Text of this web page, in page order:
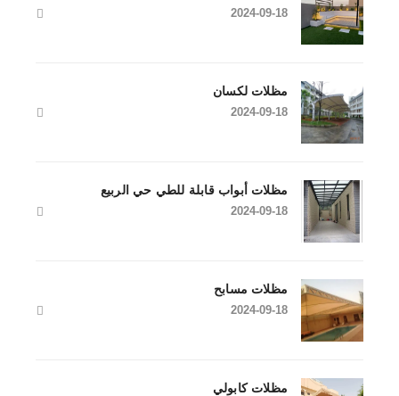
2024-09-18
مظلات لكسان
2024-09-18
مظلات أبواب قابلة للطي حي الربيع
2024-09-18
مظلات مسابح
2024-09-18
مظلات كابولي